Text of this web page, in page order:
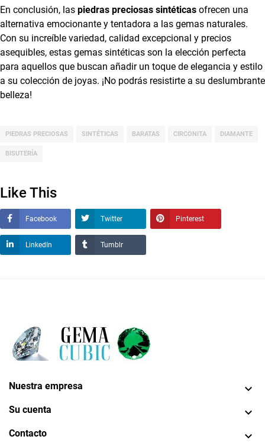
En conclusión, las piedras preciosas sintéticas ofrecen una
alternativa emocionante y tentadora a las gemas naturales.
Con su increíble variedad, calidad excepcional y precios
asequibles, estas gemas sintéticas son la elección perfecta
para aquellos que buscan añadir un toque de elegancia y estilo
a su colección de joyas. ¡No podrás resistirte a su deslumbrante
belleza!
PIEDRAS PRECIOSAS SINTÉTICAS BARATAS CIRCONITA DIAMANTE
BISUTERÍA
Like This
Facebook Twitter Pinterest
LinkedIn Tumblr
Nuestra empresa 
Su cuenta 
Contacto 